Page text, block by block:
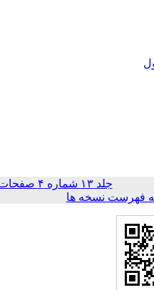
جلد ۱۳ شماره ۴ صفحات
فهرست نسخه ها